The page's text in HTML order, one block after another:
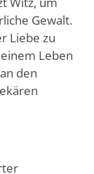
Gewalt.
Liebe zu
Leben
den